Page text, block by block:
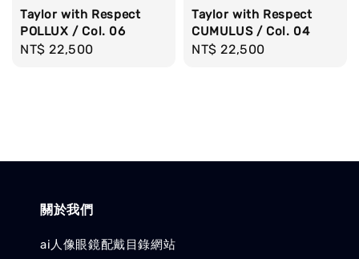
Taylor with Respect
POLLUX / Col. 06
Regular
NT$ 22,500
Taylor with Respect
CUMULUS / Col. 04
Regular
NT$ 22,500
關於我們
ai人像眼鏡配戴目錄網站